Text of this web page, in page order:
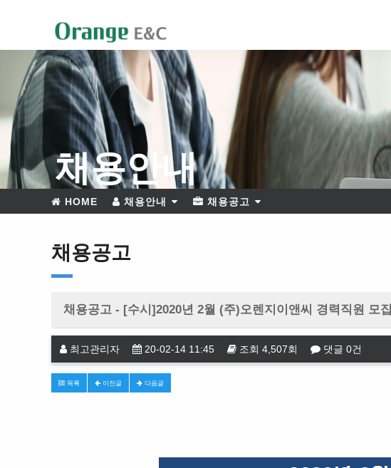
채용안내
HOME 채용안내 채용공고
채용공고
채용공고 - [수시]2020년 2월 (주)오렌지이앤씨 경력직원 모집
최고관리자 20-02-14 11:45 조회 4,507회 댓글 0건
목록 이전글 다음글